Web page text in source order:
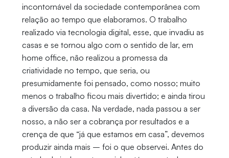
incontornável da sociedade contemporânea com
relação ao tempo que elaboramos. O trabalho
realizado via tecnologia digital, esse, que invadiu as
casas e se tornou algo com o sentido de lar, em
home office, não realizou a promessa da
criatividade no tempo, que seria, ou
presumidamente foi pensado, como nosso; muito
menos o trabalho ficou mais divertido; e ainda tirou
a diversão da casa. Na verdade, nada passou a ser
nosso, a não ser a cobrança por resultados e a
crença de que “já que estamos em casa”, devemos
produzir ainda mais – foi o que observei. Antes do